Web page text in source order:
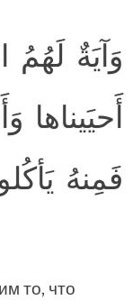
وَآيَةٌ لَهُمُ
أَحيَيناها
فَمِنهُ
то, что